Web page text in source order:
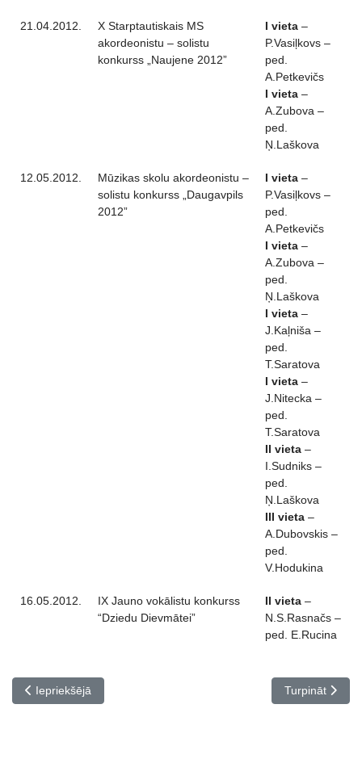
21.04.2012.
X Starptautiskais MS
akordeonistu – solistu
konkurss „Naujene 2012”
I vieta –
P.Vasiļkovs –
ped.
A.Petkevičs
I vieta –
A.Zubova –
ped.
Ņ.Laškova
12.05.2012.
Mūzikas skolu akordeonistu –
solistu konkurss „Daugavpils
2012”
I vieta –
P.Vasiļkovs –
ped.
A.Petkevičs
I vieta –
A.Zubova –
ped.
Ņ.Laškova
I vieta –
J.Kaļniša –
ped.
T.Saratova
I vieta –
J.Nitecka –
ped.
T.Saratova
II vieta –
I.Sudniks –
ped.
Ņ.Laškova
III vieta –
A.Dubovskis –
ped.
V.Hodukina
16.05.2012.
IX Jauno vokālistu konkurss
“Dziedu Dievmātei”
II vieta –
N.S.Rasnačs –
ped. E.Rucina
Iepriekšējais raksts: Daugavpils Mūzikas vidusskolas
Iepriekšējā Nākamais
Turpināt